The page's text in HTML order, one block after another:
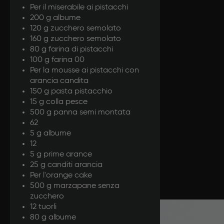
Per il miserabile ai pistacchi
200 g albume
120 g zucchero semolato
160 g zucchero semolato
80 g farina di pistacchi
100 g farina 00
Per la mousse ai pistacchi con
arancia candita
150 g pasta pistacchio
15 g colla pesce
500 g panna semi montata
62
5 g albume
12
5 g prime arance
25 g canditi arancia
Per l'orange cake
500 g marzapane senza
zucchero
12 tuorli
80 g albume